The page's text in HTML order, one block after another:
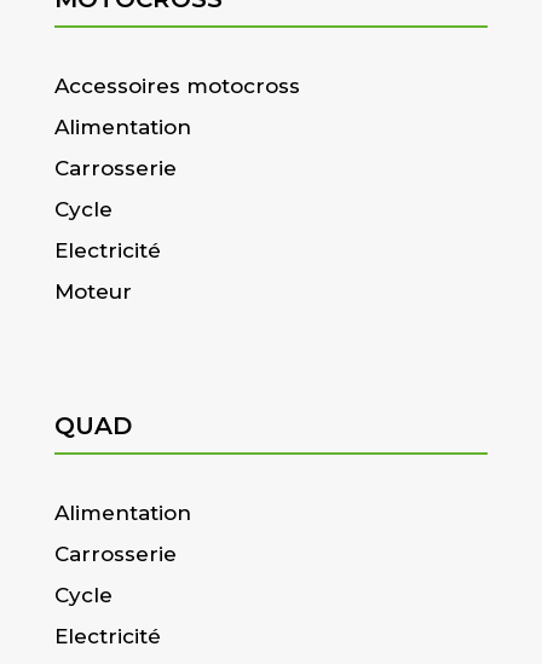
Accessoires motocross
Alimentation
Carrosserie
Cycle
Electricité
Moteur
QUAD
Alimentation
Carrosserie
Cycle
Electricité